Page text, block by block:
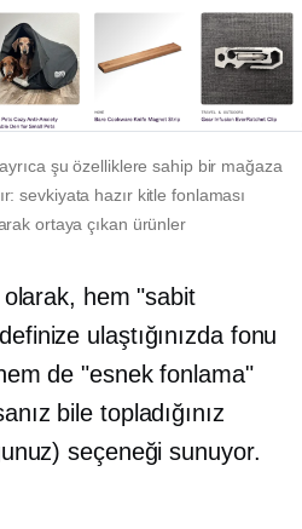
şu özelliklere sahip bir mağaza
sevkiyata hazırkitle fonlaması
ortaya çıkan ürünler
hem "sabit
ulaştığınızda fonu
de "esnek fonlama"
bile topladığınız
seçeneği sunuyor.